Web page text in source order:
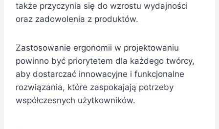
także przyczynia się do wzrostu wydajności
oraz zadowolenia z produktów.
Zastosowanie ergonomii w projektowaniu
powinno być priorytetem dla każdego twórcy,
aby dostarczać innowacyjne i funkcjonalne
rozwiązania, które zaspokajają potrzeby
współczesnych użytkowników.